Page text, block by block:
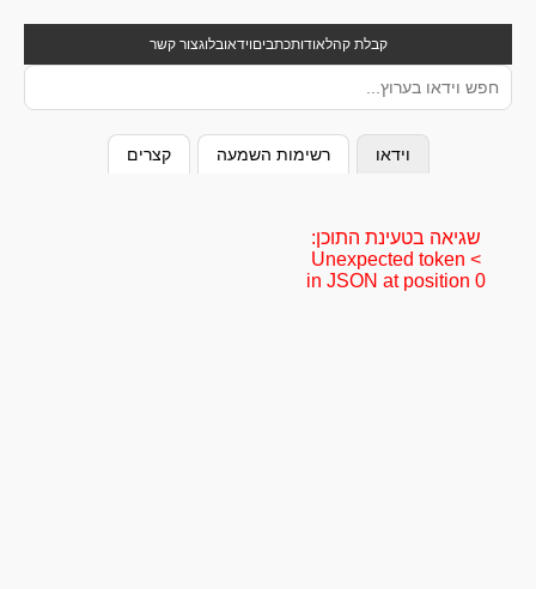
קבלת קהלאודותכתביםוידאובלוגצור קשר
וידאו רשימות השמעה קצרים
שגיאה בטעינת התוכן:
Unexpected token <
in JSON at position 0